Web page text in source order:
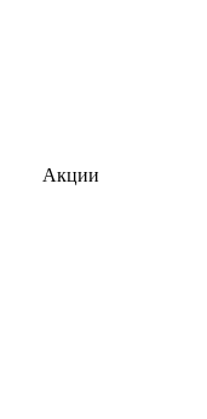
Акции